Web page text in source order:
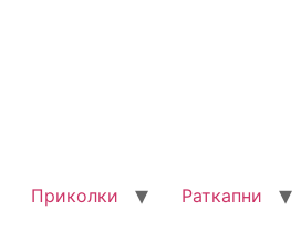
Приколки Раткапни